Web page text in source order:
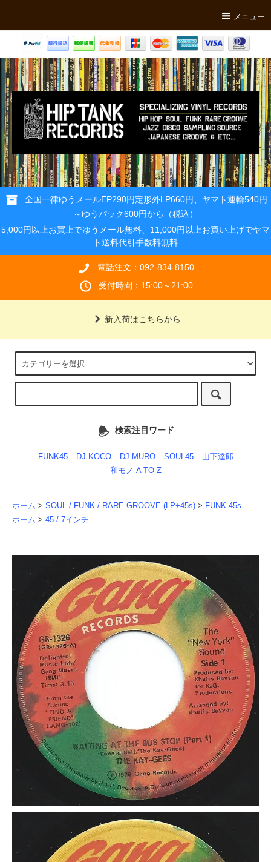
メニュー
全国一律ゆうメールEP290円定形外LP660円、ヤマト運輸540円
～ゆうパック600円から（税込）
5,000円以上お買上でゆうメール無料、11,000円以上お買い上げでヤマ
ト送料代引手数料無料
電話注文：092-834-8150
受付時間：15:00～21:00
新入荷はこちらから
検索注目ワード
FUNK45 DJ KOCO DJ MURO SOUL45
山下達郎
和モノ A TO Z
ホーム > SOUL / FUNK / RARE GROOVE (LP+45s) > FUNK 45s
ホーム > 45 / 7インチ